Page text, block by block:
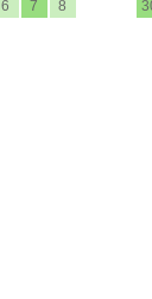
6 7 8